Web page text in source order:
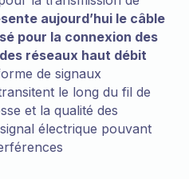
aujourd’hui le câble
pour la connexion des
réseaux haut débit
de signaux
le long du fil de
et la qualité des
électrique pouvant